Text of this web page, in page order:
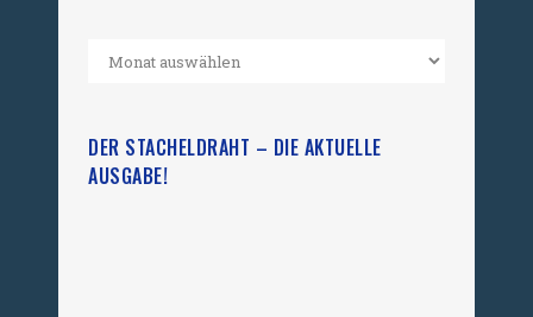
DER STACHELDRAHT – DIE AKTUELLE
AUSGABE!